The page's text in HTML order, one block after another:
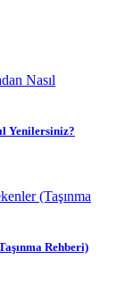
Yenilersiniz?
Rehberi)